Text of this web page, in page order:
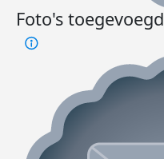
Foto's toegevoegd